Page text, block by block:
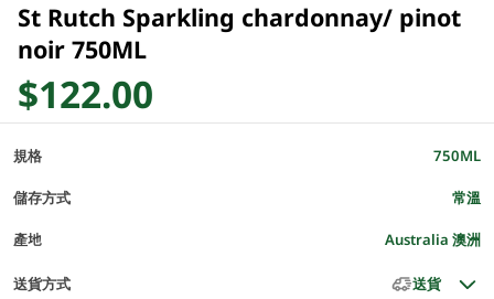
St Rutch Sparkling chardonnay/ pinot
noir 750ML
$122.00
規格 750ML
儲存方式 常溫
產地 Australia 澳洲
送貨方式 送貨